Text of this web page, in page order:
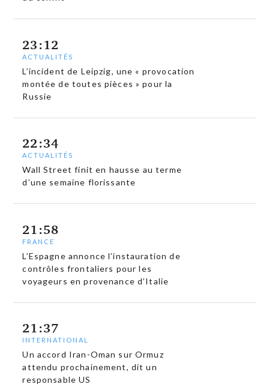
23:12
ACTUALITÉS
L’incident de Leipzig, une « provocation
montée de toutes pièces » pour la
Russie
22:34
ACTUALITÉS
Wall Street finit en hausse au terme
d’une semaine florissante
21:58
FRANCE
L’Espagne annonce l’instauration de
contrôles frontaliers pour les
voyageurs en provenance d’Italie
21:37
INTERNATIONAL
Un accord Iran-Oman sur Ormuz
attendu prochainement, dit un
responsable US